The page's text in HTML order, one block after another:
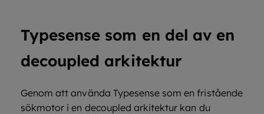
Typesense som en del av en
decoupled arkitektur
Genom att använda Typesense som en fristående
sökmotor i en decoupled arkitektur kan du